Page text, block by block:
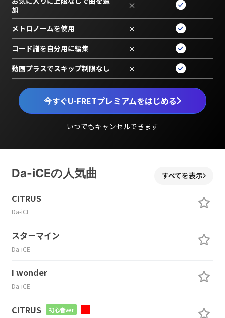
今すぐU-FRETプレミアムをはじめる
いつでもキャンセルできます
加
×
メトロノームを使用 ×
コード譜を自分用に編集 ×
動画プラスでスキップ制限なし ×
Da-iCEの人気曲 すべてを表示
CITRUS
Da-iCE
スターマイン
Da-iCE
I wonder
Da-iCE
CITRUS 初心者ver